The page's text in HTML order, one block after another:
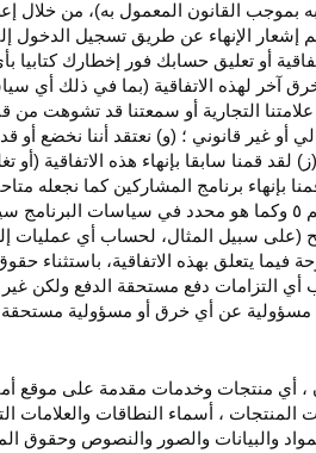
بموجب القانون المعمول به)، من خلال
إشعار الإنهاء عن طريق تسجيل
أو تعليق حسابك فور إخطارك
آخر لهذه الاتفاقية (بما في ذلك أي
علامتنا التجارية أو سمعتنا قد تشوهت
أو غير قانوني ؛ (و) نعتقد أننا نخضع
لقد قمنا سابقا بإنهاء هذه
بإنهاء برنامج المشاركين كما نجعله
السابق (أ)، فإن أي انتهاك للقسم ٥ وكما هو
(على سبيل المثال، لحساب أي عمليات
فيما يتعلق بهذه
الاتفاقية، باستثناء
أي التزامات دفع مستحقة
الدفع ولكن غير
مسؤولية عن أي خرق أو مسؤولية مستحقة
، أي منتجات وخدمات مقدمة على موقع
المنتجات ، أسماء النطاقات والعلامات
والبيانات والصور والنصوص وحقوق